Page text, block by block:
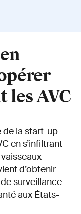
les AVC
de la start-up
en s’infiltrant
d’obtenir
surveillance
aux États-